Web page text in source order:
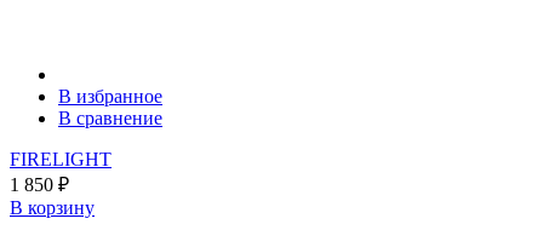
В избранное
В сравнение
FIRELIGHT
1 850 ₽
В корзину